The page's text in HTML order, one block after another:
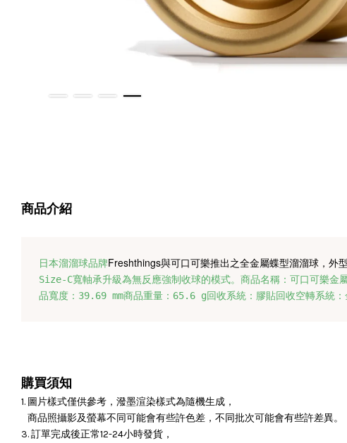
商品介紹
日本溜溜球品牌Freshthings與可口可樂推出之全金屬蝶型溜溜球， 外
Size-C寬軸承升級為無反應強制收球的模式。 商品名稱：可口可樂金
品寬度：39.69 mm商品重量：65.6 g回收系統：膠貼回收空轉系統
購買須知
1. 圖片樣式僅供參考，潑墨渲染樣式為隨機生成，
商品照攝影及螢幕不同可能會有些許色差，不同批次可能會有些許差異。
3. 訂單完成後正常12-24小時發貨，